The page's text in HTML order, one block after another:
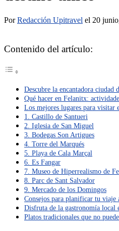
PorRedacción Upitravel el 20
Contenido del artículo:
Descubre la encantadora ciudad
Qué hacer en Felanitx:
Los mejores lugares para visitar
1. Castillo de Santueri
2. Iglesia de San Miguel
3. Bodegas Son Artigues
4. Torre del Marqués
5. Playa de Cala Marçal
6. Es Fangar
7. Museo de Hiperrealismo de
8. Parc de Sant Salvador
9. Mercado de los Domingos
Consejos para planificar tu viaje
Disfruta de la gastronomía local
Platos tradicionales que no